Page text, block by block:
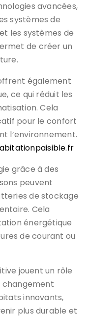
avancées,
systèmes de
les systèmes de
de créer un
également
ce qui réduit les
Cela
pour le confort
l’environnement.
grâce à des
peuvent
de stockage
Cela
énergétique
de courant ou
jouent un rôle
changement
innovants,
plus durable et